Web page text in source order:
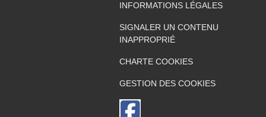
INFORMATIONS LÉGALES
SIGNALER UN CONTENU
INAPPROPRIÉ
CHARTE COOKIES
GESTION DES COOKIES